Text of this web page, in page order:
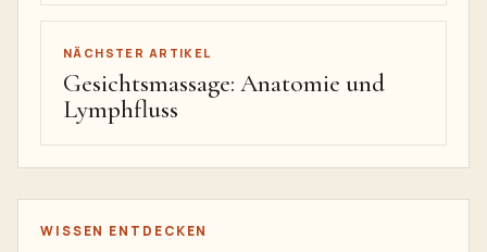
NÄCHSTER ARTIKEL
Gesichtsmassage: Anatomie und
Lymphfluss
WISSEN ENTDECKEN